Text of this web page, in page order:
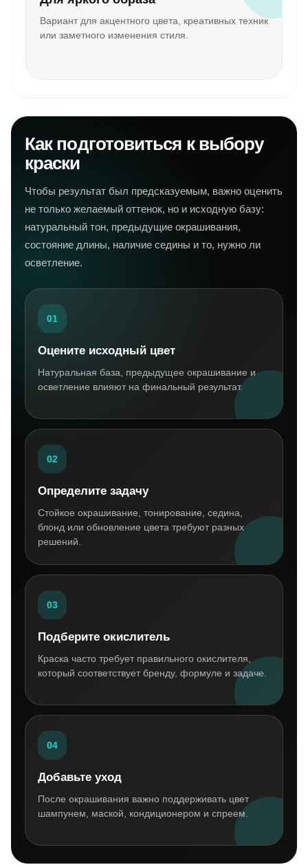
Вариант для акцентного цвета, креативных техник
или заметного изменения стиля.
Как подготовиться к выбору
краски
Чтобы результат был предсказуемым, важно оценить
не только желаемый оттенок, но и исходную базу:
натуральный тон, предыдущие окрашивания,
состояние длины, наличие седины и то, нужно ли
осветление.
01
Оцените исходный цвет
Натуральная база, предыдущее окрашивание и
осветление влияют на финальный результат.
02
Определите задачу
Стойкое окрашивание, тонирование, седина,
блонд или обновление цвета требуют разных
решений.
03
Подберите окислитель
Краска часто требует правильного окислителя,
который соответствует бренду, формуле и задаче.
04
Добавьте уход
После окрашивания важно поддерживать цвет
шампунем, маской, кондиционером и спреем.